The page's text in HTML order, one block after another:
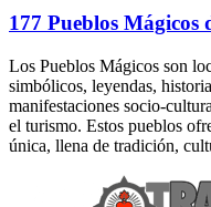
177 Pueblos Mágicos
Los Pueblos Mágicos son
simbólicos, leyendas,
manifestaciones socio-
el turismo. Estos pueblos
única, llena de tradición,